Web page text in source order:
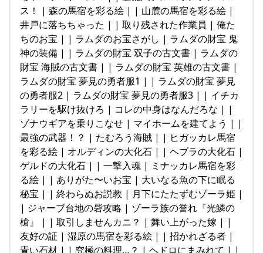
ス！ | 森の馬宿を彩る絵 | | 山麓の馬宿を彩る絵 |
井戸に落ちちゃった | | 取り残された作業員 | 俺た
ちのお宝 | | ラムダのお宝さがし | ラムダの財宝 鬼
神の装備 | | ラムダの財宝 双子の古文書 | ラムダの
財宝 海賊の古文書 | | ラムダの財宝 英雄の古文書 |
ラムダの財宝 夢見の勇者服1 | | ラムダの財宝 夢見
の勇者服2 | ラムダの財宝 夢見の勇者服3 | | イチカ
ラリーを駆け抜けろ | コレの中身はなんだろな | |
ゾナウギアを乗りこなせ | マイホームを建てよう | |
最強の武器！？ | たむろう海賊 | | ヒガッカレ馬宿
を彩る絵 | オルディンの大化石 | | ヘブラの大化石 |
ゲルドの大化石 | | 一撃入魂 | ミナッカレ馬宿を彩
る絵 | | ありがた〜いお宝 | 大いなる魚の下に眠る
秘宝 | | 終わらぬお説教 | 月下にたたずむゾーラ姫 |
| ジャーブ台地の砦攻略 | ゾーラ族の誉れ『光鱗の
槍』 | | 取引しませんカニ？ | 舞い上がった嫁 | |
友好の証 | 湿原の馬宿を彩る絵 | | 招かれざる者 |
青い石材 | | 究極の料理…？ | ヘドロにまみれて | |